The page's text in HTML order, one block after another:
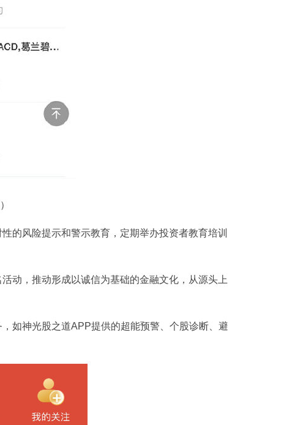
的风险提示和警示教育，定期举办投资者教育培训
动，推动形成以诚信为基础的金融文化，从源头上
如神光股之道APP提供的超能预警、个股诊断、避